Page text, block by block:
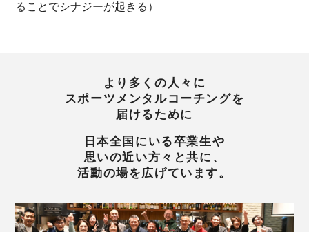
ることでシナジーが起きる）
より多くの人々に
スポーツメンタルコーチングを
届けるために
日本全国にいる卒業生や
思いの近い方々と共に、
活動の場を広げています。